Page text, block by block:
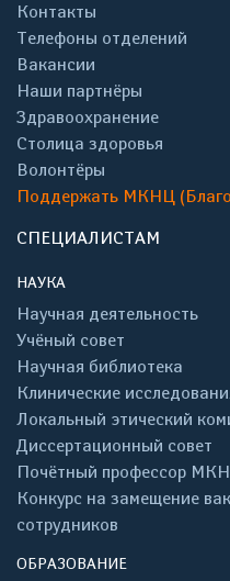
Контакты
Телефоны отделений
Вакансии
Наши партнёры
Здравоохранение
Столица здоровья
Волонтёры
Поддержать МКНЦ
СПЕЦИАЛИСТАМ
НАУКА
Научная деятельность
Учёный совет
Научная библиотека
Клинические
Локальный этический
Диссертационный совет
Почётный профессор
Конкурс на замещение
сотрудников
ОБРАЗОВАНИЕ